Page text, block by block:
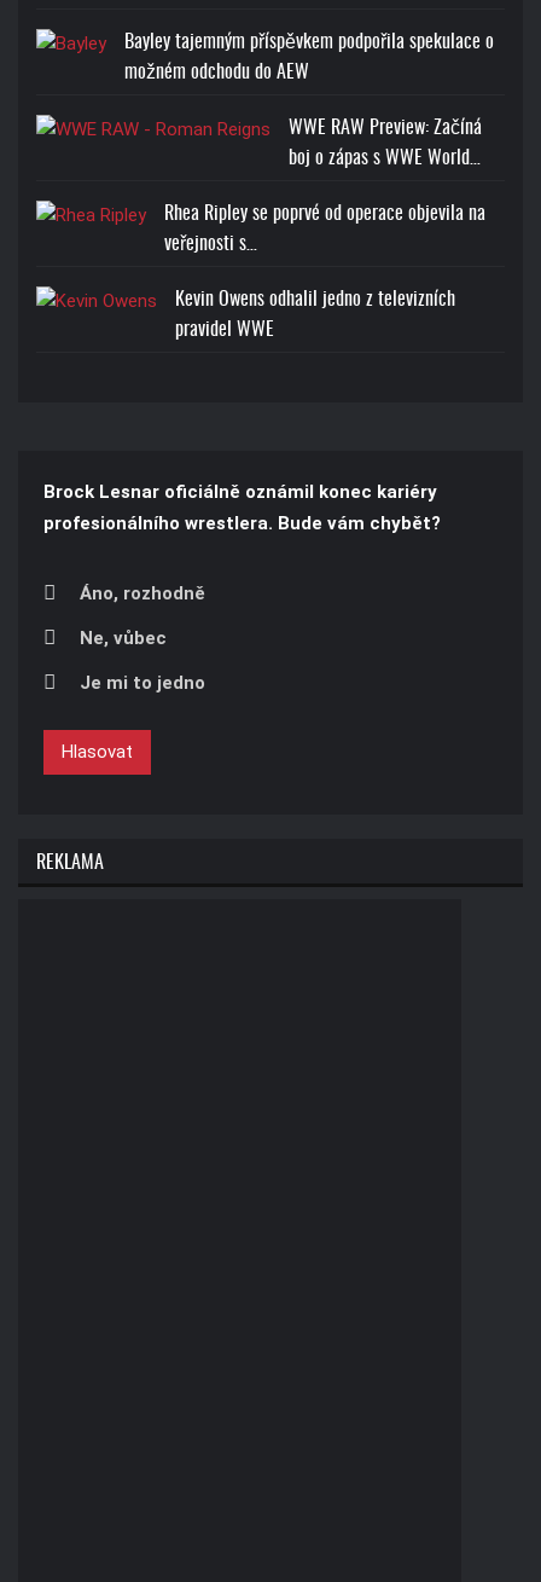
Bayley tajemným příspěvkem podpořila spekulace o
možném odchodu do AEW
WWE RAW Preview: Začíná
boj o zápas s WWE World…
Rhea Ripley se poprvé od operace objevila na
veřejnosti s…
Kevin Owens odhalil jedno z televizních
pravidel WWE
Brock Lesnar oficiálně oznámil konec kariéry
profesionálního wrestlera. Bude vám chybět?
Áno, rozhodně
Ne, vůbec
Je mi to jedno
Hlasovat
REKLAMA